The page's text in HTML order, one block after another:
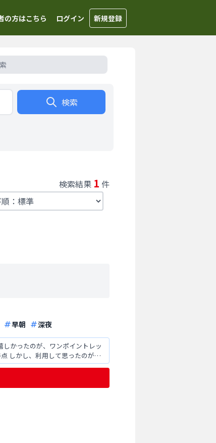
の方はこちら ログイン 新規登録
検索
検索結果 1 件
早朝 深夜